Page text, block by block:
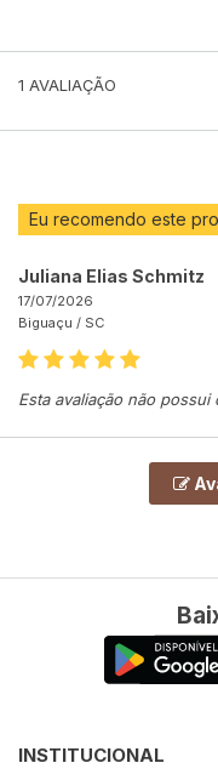
1 AVALIAÇÃO
Eu recomendo este
Juliana Elias Schmitz
17/07/2026
Biguaçu / SC
Esta avaliação não possui
INSTITUCIONAL